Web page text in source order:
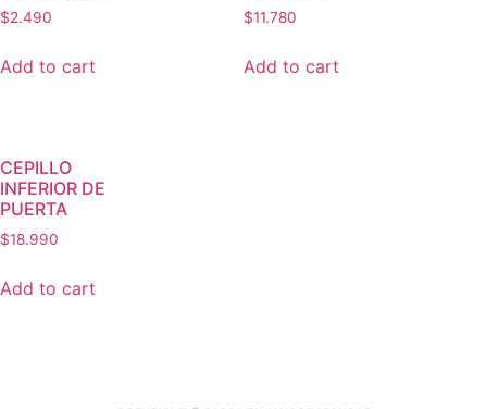
$2.490
Add to cart
$11.780
Add to cart
CEPILLO
INFERIOR DE
PUERTA
$18.990
Add to cart